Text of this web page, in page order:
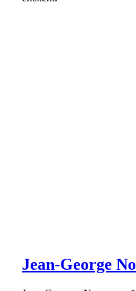
Jean-George